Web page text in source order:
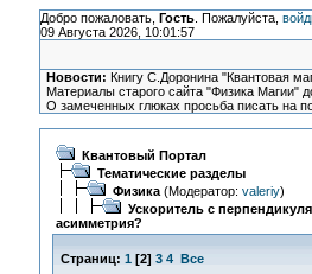
Добро пожаловать, Гость. Пожалуйста,
09 Августа 2026, 10:01:57
Новости: Книгу С.Доронина "Квантовая
Материалы старого сайта "Физика Магии"
О замеченных глюках просьба писать на
Квантовый Портал
Тематические разделы
Физика(Модератор: valeriy)
Ускоритель с
асимметрия?
Страниц: 1 [2] 3 4 Все